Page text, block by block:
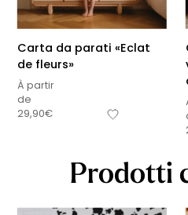
Carta da parati «Eclat
de fleurs»
À partir
de
29,90€
Prodotti